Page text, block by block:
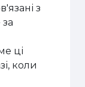
з
ці
коли